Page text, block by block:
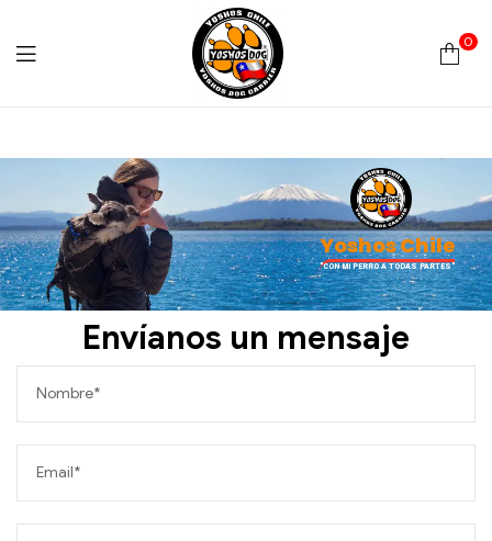
Chile
0
"CON MI PERRO A TODAS PARTES"
Yoshos Chile
Envíanos un mensaje